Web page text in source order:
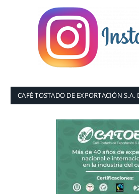
CAFÉ TOSTADO DE EXPORTACIÓN S.A.